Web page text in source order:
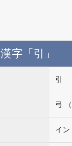
漢字「引」
引
弓
イン